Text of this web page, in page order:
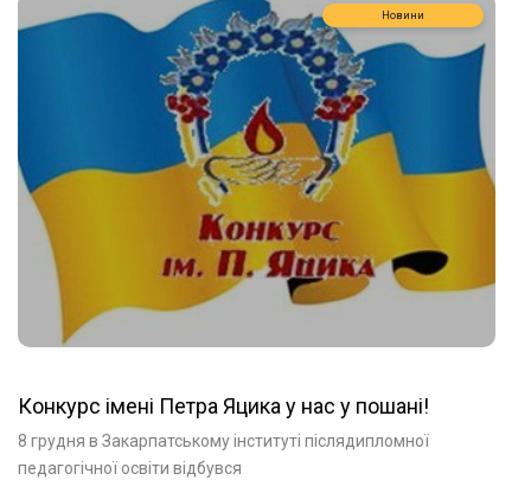
Новини
Конкурс імені Петра Яцика у нас у пошані!
8 грудня в Закарпатському інституті післядипломної
педагогічної освіти відбувся